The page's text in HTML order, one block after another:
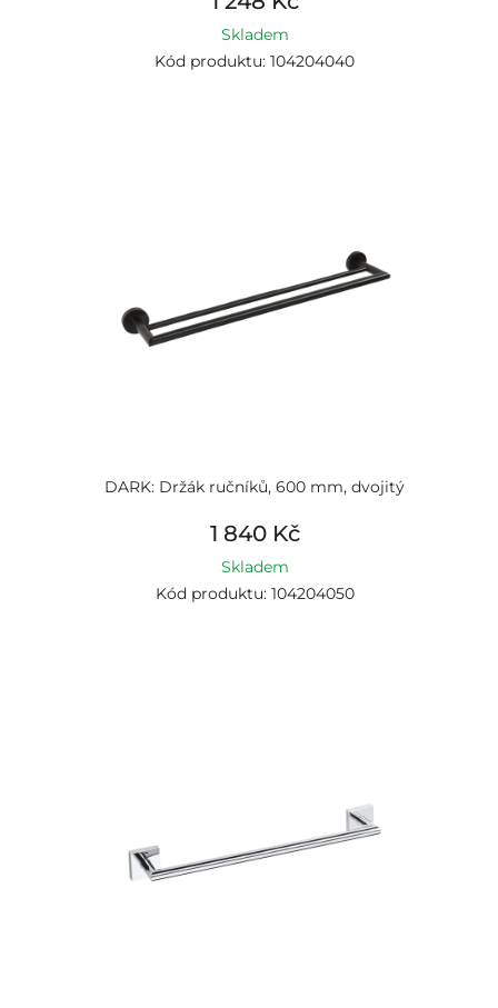
Skladem
Kód produktu: 104204040
DARK: Držák ručníků, 600 mm, dvojitý
1 840 Kč
Skladem
Kód produktu: 104204050